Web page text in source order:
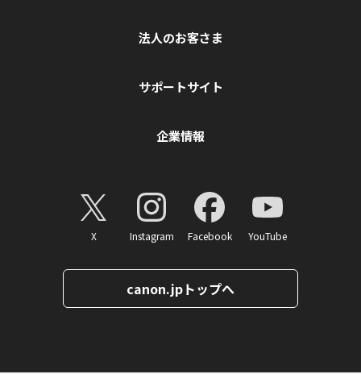
法人のお客さま
サポートサイト
企業情報
X Instagram Facebook YouTube
canon.jpトップへ